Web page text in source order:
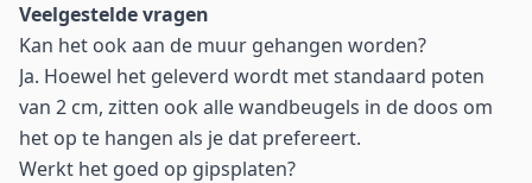
Veelgestelde vragen
Kan het ook aan de muur gehangen worden?
Ja. Hoewel het geleverd wordt met standaard poten
van 2 cm, zitten ook alle wandbeugels in de doos om
het op te hangen als je dat prefereert.
Werkt het goed op gipsplaten?